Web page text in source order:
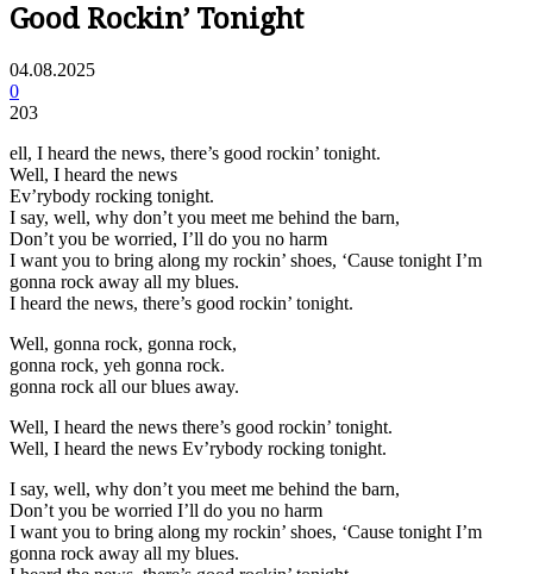
Good Rockin’ Tonight
04.08.2025
0
203
ell, I heard the news, there’s good rockin’ tonight.
Well, I heard the news
Ev’rybody rocking tonight.
I say, well, why don’t you meet me behind the barn,
Don’t you be worried, I’ll do you no harm
I want you to bring along my rockin’ shoes, ‘Cause tonight I’m
gonna rock away all my blues.
I heard the news, there’s good rockin’ tonight.
Well, gonna rock, gonna rock,
gonna rock, yeh gonna rock.
gonna rock all our blues away.
Well, I heard the news there’s good rockin’ tonight.
Well, I heard the news Ev’rybody rocking tonight.
I say, well, why don’t you meet me behind the barn,
Don’t you be worried I’ll do you no harm
I want you to bring along my rockin’ shoes, ‘Cause tonight I’m
gonna rock away all my blues.